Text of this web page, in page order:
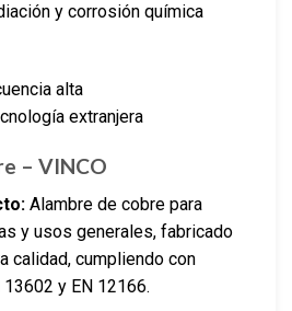
y corrosión química
alta
extranjera
– VINCO
Alambre de cobre para
y usos generales, fabricado
calidad, cumpliendo con
y EN 12166.